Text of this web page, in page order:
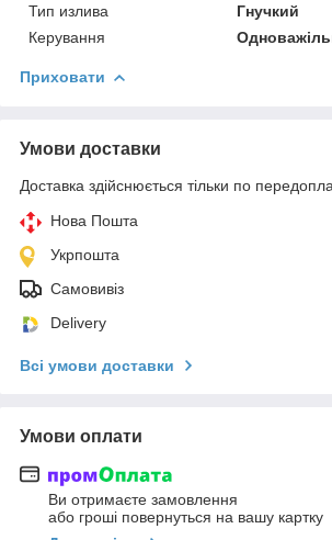
Тип излива
Гнучкий
Керування
Приховати
Умови доставки
Доставка здійснюється тільки по
Нова Пошта
Укрпошта
Самовивіз
Delivery
Всі умови доставки
Умови оплати
Ви отримаєте замовлення
або гроші повернуться на вашу картку